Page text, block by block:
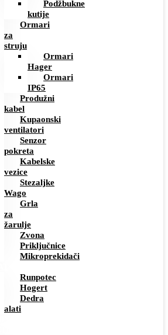
Podžbukne
kutije
Ormari
za
struju
Ormari
Hager
Ormari
IP65
Produžni
kabel
Kupaonski
ventilatori
Senzor
pokreta
Kabelske
vezice
Stezaljke
Wago
Grla
za
žarulje
Zvona
Priključnice
Mikroprekidači
Runpotec
Hogert
Dedra
alati